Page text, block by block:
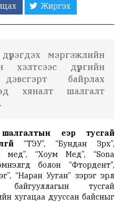
Жиргэх
дүүрэгдэх мэргэжлийн
хэлтсээс дүүргийн
байрлах
хяналт шалгалт
үеэр тусгай
“ТЭУ”, “Бундан Зүрх”,
мед”, “Хоум Мед”, “Sona
болон “Фтордент”,
“Наран Ууган” зэрэг эрүүл
байгууллагын тусгай
хугацаа дууссан байсныг